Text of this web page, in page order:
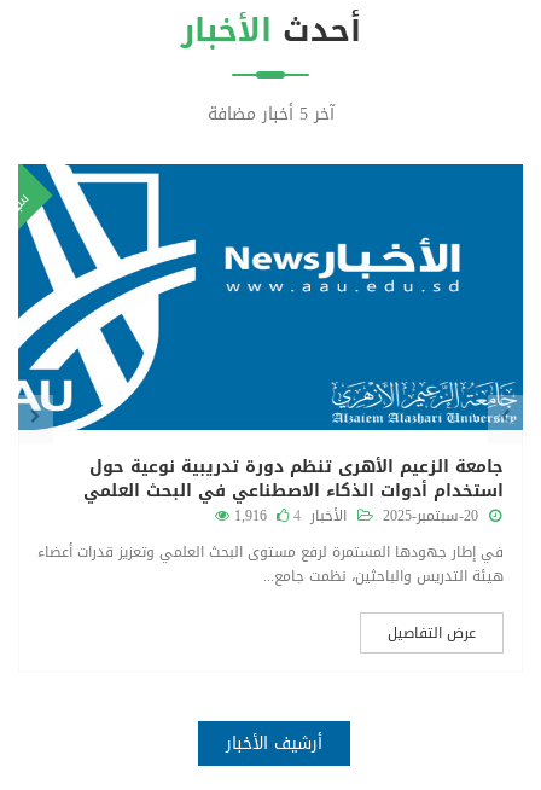
أحدث الأخبار
آخر 5 أخبار مضافة
جامعة الزعيم الأهرى تنظم دورة تدريبية نوعية حول
استخدام أدوات الذكاء الاصطناعي في البحث العلمي
الأخبار 4
1,916
في إطار جهودها المستمرة لرفع مستوى البحث العلمي وتعزيز قدرات أعضاء
هيئة التدريس والباحثين، نظمت جامع...
عرض التفاصيل
أرشيف الأخبار